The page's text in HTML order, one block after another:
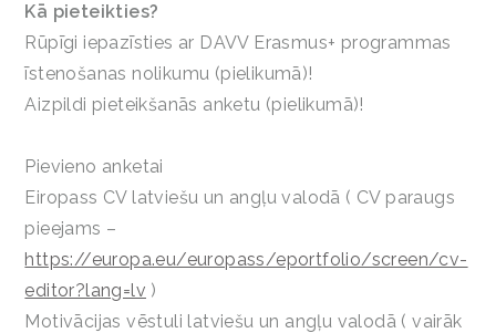
Kā pieteikties?
Rūpīgi iepazīsties ar DAVV Erasmus+ programmas
īstenošanas nolikumu (pielikumā)!
Aizpildi pieteikšanās anketu (pielikumā)!
Pievieno anketai
Eiropass CV latviešu un angļu valodā ( CV paraugs
pieejams –
https://europa.eu/europass/eportfolio/screen/cv-
editor?lang=lv )
Motivācijas vēstuli latviešu un angļu valodā ( vairāk